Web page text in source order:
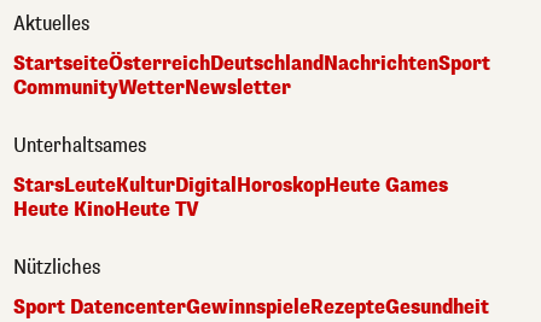
Aktuelles
StartseiteÖsterreichDeutschlandNachrichtenSport
CommunityWetterNewsletter
Unterhaltsames
StarsLeuteKulturDigitalHoroskopHeute Games
Heute KinoHeute TV
Nützliches
Sport DatencenterGewinnspieleRezepteGesundheit